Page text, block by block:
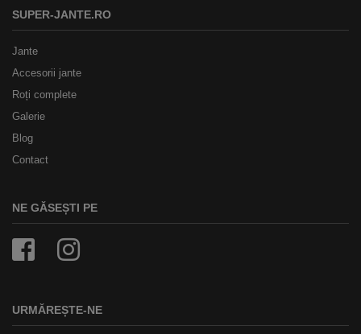
SUPER-JANTE.RO
Jante
Accesorii jante
Roți complete
Galerie
Blog
Contact
NE GĂSEȘTI PE
URMĂREȘTE-NE